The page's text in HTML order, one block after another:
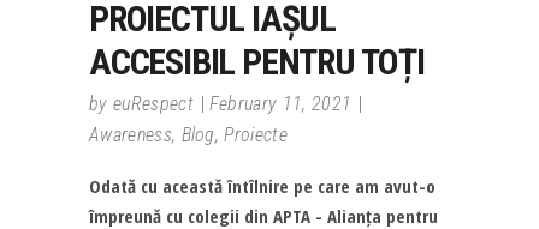
PROIECTUL IAȘUL
ACCESIBIL PENTRU TOȚI
by euRespect
February 11, 2021
Awareness, Blog,Proiecte
Odată cu această întîlnire pe care am avut-o
împreună cu colegii din APTA - Alianța pentru